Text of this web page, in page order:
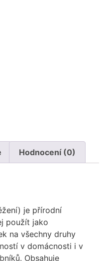
Hodnocení (0)
je přírodní
použít jako
na všechny druhy
v domácnosti i v
Obsahuje